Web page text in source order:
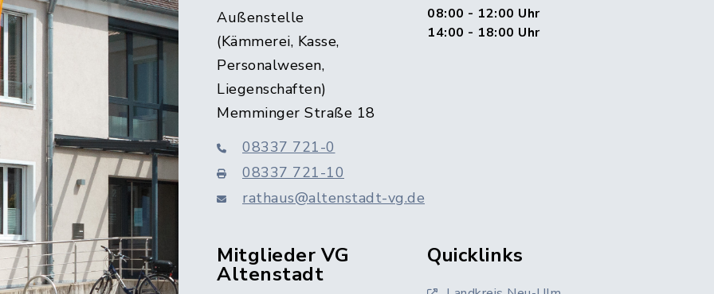
Außenstelle
(Kämmerei, Kasse,
Personalwesen,
Liegenschaften)
Memminger Straße 18
08337 721-0
08337 721-10
rathaus@altenstadt-vg.de
08:00 - 12:00 Uhr
14:00 - 18:00 Uhr
Mitglieder VG
Altenstadt
Quicklinks